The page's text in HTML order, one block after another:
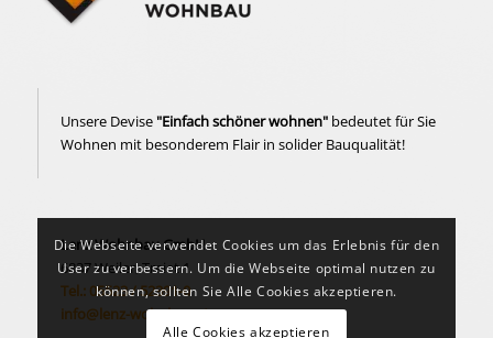
Unsere Devise "Einfach schöner wohnen"bedeutet für Sie
Wohnen mit besonderem Flair in solider Bauqualität!
Lenz Wohnbau GmbH
6837 Weiler, Treiet 1
Tel.: 05523 / 52391-0
info@lenz-wohnbau.at
Die Webseite verwendet Cookies um das Erlebnis für den
User zu verbessern. Um die Webseite optimal nutzen zu
können, sollten Sie Alle Cookies akzeptieren.
Alle Cookies akzeptieren